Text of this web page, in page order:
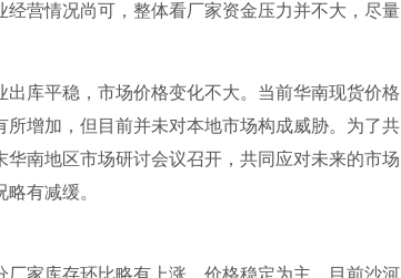
营情况尚可，整体看厂家资金压力并不大，尽量
库平稳，市场价格变化不大。当前华南现货价格
增加，但目前并未对本地市场构成威胁。为了共
南地区市场研讨会议召开，共同应对未来的市场
有减缓。
家库存环比略有上涨，价格稳定为主。目前沙河